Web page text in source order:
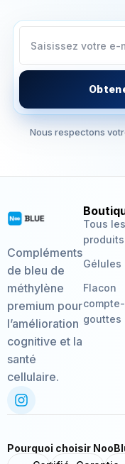
Nous respectons
Compléments
de bleu de
méthylène
premium pour
l’amélioration
cognitive et la
santé
cellulaire.
Tous les
produits
Gélules
Flacon
compte-
gouttes
Pourquoi choisir